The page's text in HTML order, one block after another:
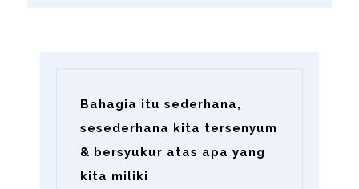
Bahagia itu sederhana,
sesederhana kita tersenyum
& bersyukur atas apa yang
kita miliki